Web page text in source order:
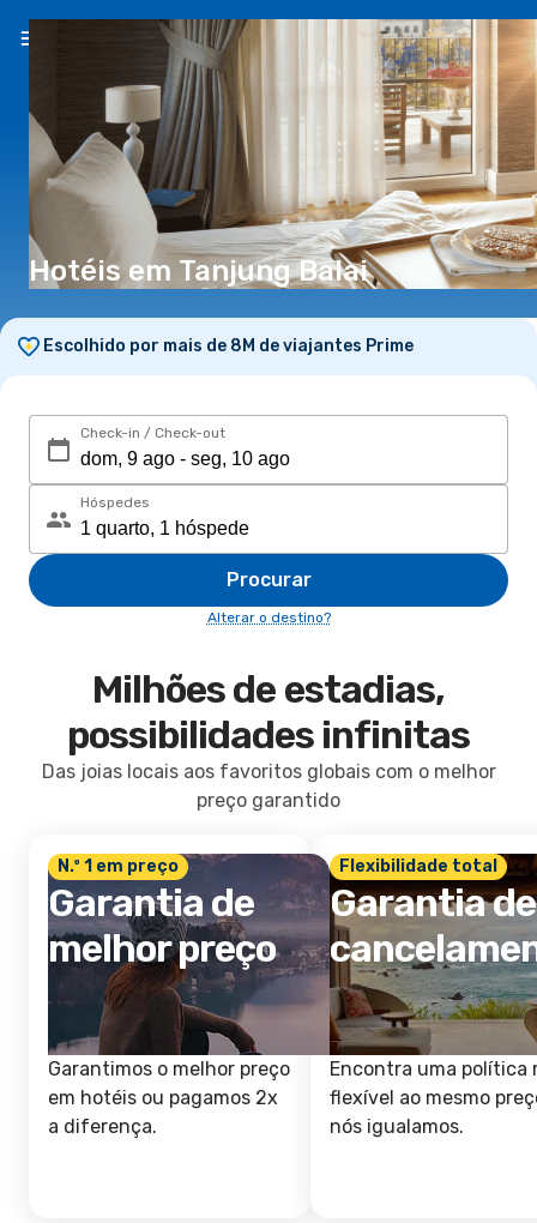
PT(€)
Hotéis em Tanjung Balai
Escolhido por mais de 8M de viajantes Prime
Check-in / Check-out
Hóspedes
Procurar
Alterar o destino?
Milhões de estadias,
possibilidades infinitas
Das joias locais aos favoritos globais com o melhor
preço garantido
N.º 1 em preço
Garantia de
melhor preço
Garantimos o melhor preço
em hotéis ou pagamos 2x
a diferença.
Flexibilidade total
Garantia de
Encontra uma política
flexível ao mesmo
nós igualamos.